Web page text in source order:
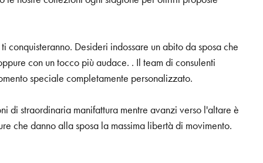
Desideri indossare un abito da sposa che
con un tocco più audace. . Il team di consulenti
speciale completamente personalizzato.
di straordinaria manifattura mentre avanzi verso l'altare è
che danno alla sposa la massima libertà di movimento.